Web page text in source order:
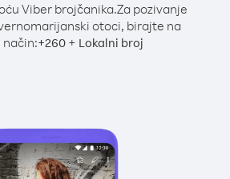
Viber brojčanika.Za pozivanje
otoci, birajte na
način:+260 + Lokalni broj